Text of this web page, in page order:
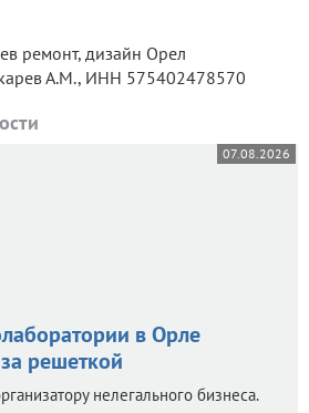
А.М., ИНН 575402478570
07.08.2026
в Орле
решеткой
нелегального бизнеса.